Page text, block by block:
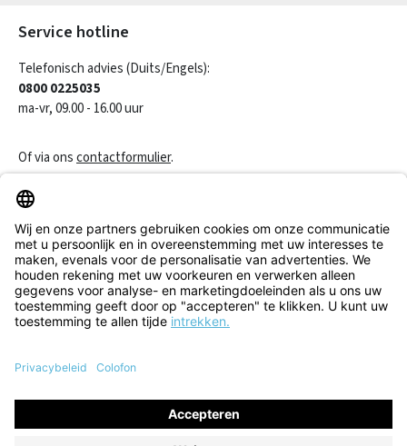
Service hotline
Telefonisch advies (Duits/Engels):
0800 0225035
ma-vr, 09.00 - 16.00 uur
Of via onscontactformulier.
Klantenservice
Informatie